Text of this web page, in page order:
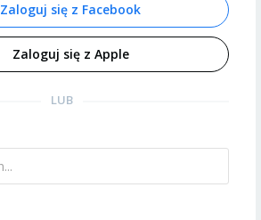
Zaloguj się z Facebook
Zaloguj się z Apple
LUB